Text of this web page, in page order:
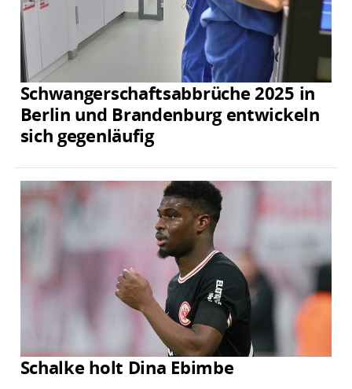
Schwangerschaftsabbrüche 2025 in
Berlin und Brandenburg entwickeln
sich gegenläufig
Schalke holt Dina Ebimbe